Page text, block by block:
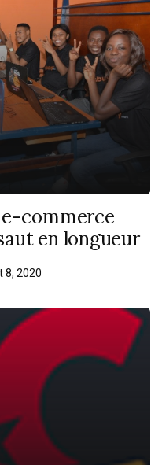
commerce
en longueur
8, 2020